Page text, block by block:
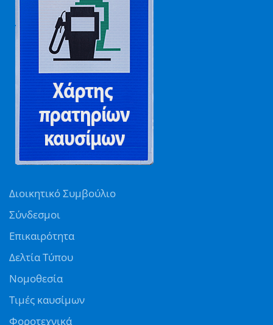
Διοικητικό Συμβούλιο
Σύνδεσμοι
Επικαιρότητα
Δελτία Τύπου
Νομοθεσία
Τιμές καυσίμων
Φοροτεχνικά